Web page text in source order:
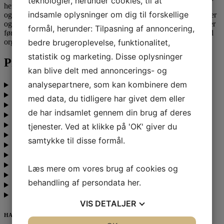
hertil er personligt lederskab mere selvcentreret, hvor lederen først
og fremmest fokuserer på sin egen udvikling, hvilket igen inspirerer
og påvirker andre positivt. Det handler om at være et eksempel, der
fører til mere autentisk og effektivt lederskab, der fremmer en sund
organisationskultur baseret på tillid og gensidig respekt.
Praktisk information
Studieordning
Fleksibel diplomuddannelse
Efteruddannelse på deltid
Hvor lang tid tager en diplomuddannelse?
Sådan er en diplomuddannelse opbygget
Skræddersy din diplomuddannelse
Diplomuddannelse – dit alternativ til HD 2. del
Optagelseskrav
Introduktion til videnskabsteori
Handelsbetingelser
HAR VI VÆKKET DIN INTERESSE?
indsamle oplysninger om dig til forskellige
formål, herunder: Tilpasning af annoncering,
bedre brugeroplevelse, funktionalitet,
statistik og marketing. Disse oplysninger
kan blive delt med annoncerings- og
analysepartnere, som kan kombinere dem
med data, du tidligere har givet dem eller
de har indsamlet gennem din brug af deres
tjenester. Ved at klikke på 'OK' giver du
samtykke til disse formål.
Læs mere om vores brug af cookies og
behandling af persondata her.
VIS DETALJER